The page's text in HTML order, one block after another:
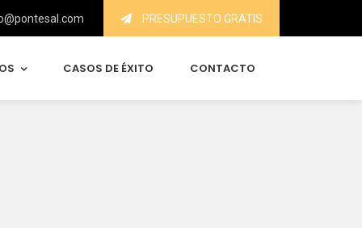
PRESUPUESTO GRATIS
CASOS DE ÉXITO CONTACTO